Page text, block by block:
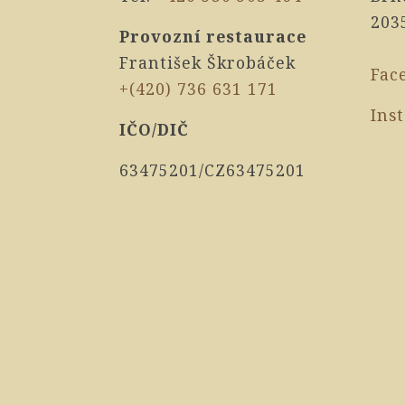
Provozní restaurace
František Škrobáček
+(420) 736 631 171
IČO/DIČ
63475201/CZ63475201